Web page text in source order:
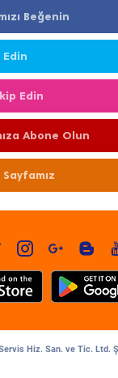
Beğenin
Edin
Abone Olun
Hiz. San. ve Tic. Ltd.